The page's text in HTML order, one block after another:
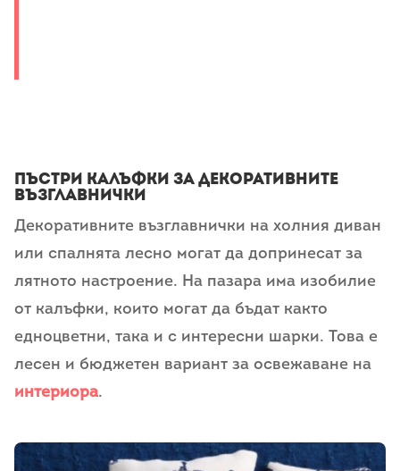
Пъстри калъфки за декоративните
възглавнички
Декоративните възглавнички на холния диван
или спалнята лесно могат да допринесат за
лятното настроение. На пазара има изобилие
от калъфки, които могат да бъдат както
едноцветни, така и с интересни шарки. Това е
лесен и бюджетен вариант за освежаване на
интериора.